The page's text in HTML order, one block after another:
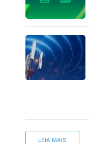
LEIA MAIS